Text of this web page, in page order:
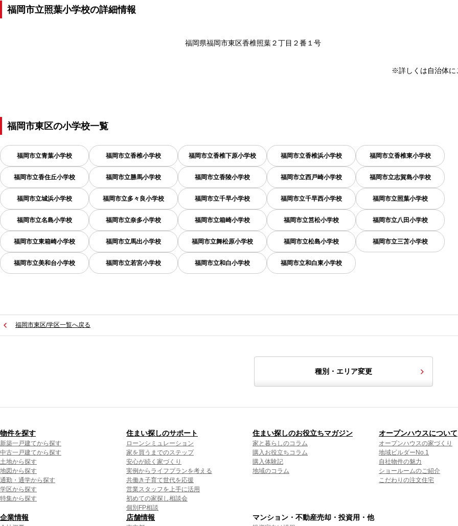
福岡市立照葉小学校の詳細情報
福岡県福岡市東区香椎照葉２丁目２番１号
※詳しくは自治体に
福岡市東区の小学校一覧
福岡市立青葉小学校 福岡市立香椎小学校 福岡市立香椎下原小学校 福岡市立香椎浜小学校 福岡市立香椎東小学校
福岡市立香住丘小学校 福岡市立勝馬小学校 福岡市立香陵小学校 福岡市立西戸崎小学校 福岡市立志賀島小学校
福岡市立城浜小学校 福岡市立多々良小学校 福岡市立千早小学校 福岡市立千早西小学校 福岡市立照葉小学校
福岡市立名島小学校 福岡市立奈多小学校 福岡市立箱崎小学校 福岡市立筥松小学校 福岡市立八田小学校
福岡市立東箱崎小学校 福岡市立馬出小学校 福岡市立舞松原小学校 福岡市立松島小学校 福岡市立三苫小学校
福岡市立美和台小学校 福岡市立若宮小学校 福岡市立和白小学校 福岡市立和白東小学校
福岡市東区/学区一覧へ戻る
種別・エリア変更
物件を探す
新築一戸建てから探す
中古一戸建てから探す
土地から探す
地図から探す
通勤・通学から探す
学区から探す
特集から探す
住まい探しのサポート
ローンシミュレーション
家を買うまでのステップ
安心が続く家づくり
実例からライフプランを考える
共働き子育て世代を応援
営業スタッフを上手に活用
初めての家探し相談会
個別FP相談
住まい探しのお役立ちマガジン
家と暮らしのコラム
購入お役立ちコラム
購入体験記
地域のコラム
オープンハウスについて
オープンハウスの家づくり
地域ビルダーNo.1
自社物件の魅力
ショールームのご紹介
こだわりの注文住宅
企業情報 店舗情報 マンション・不動産売却・投資用・他